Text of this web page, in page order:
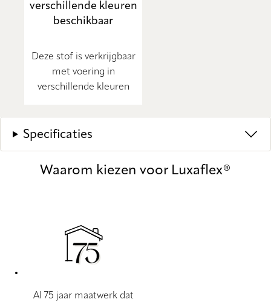
verschillende kleuren
beschikbaar
Deze stof is verkrijgbaar
met voering in
verschillende kleuren
Specificaties
Waarom kiezen voor Luxaflex®
Al 75 jaar maatwerk dat